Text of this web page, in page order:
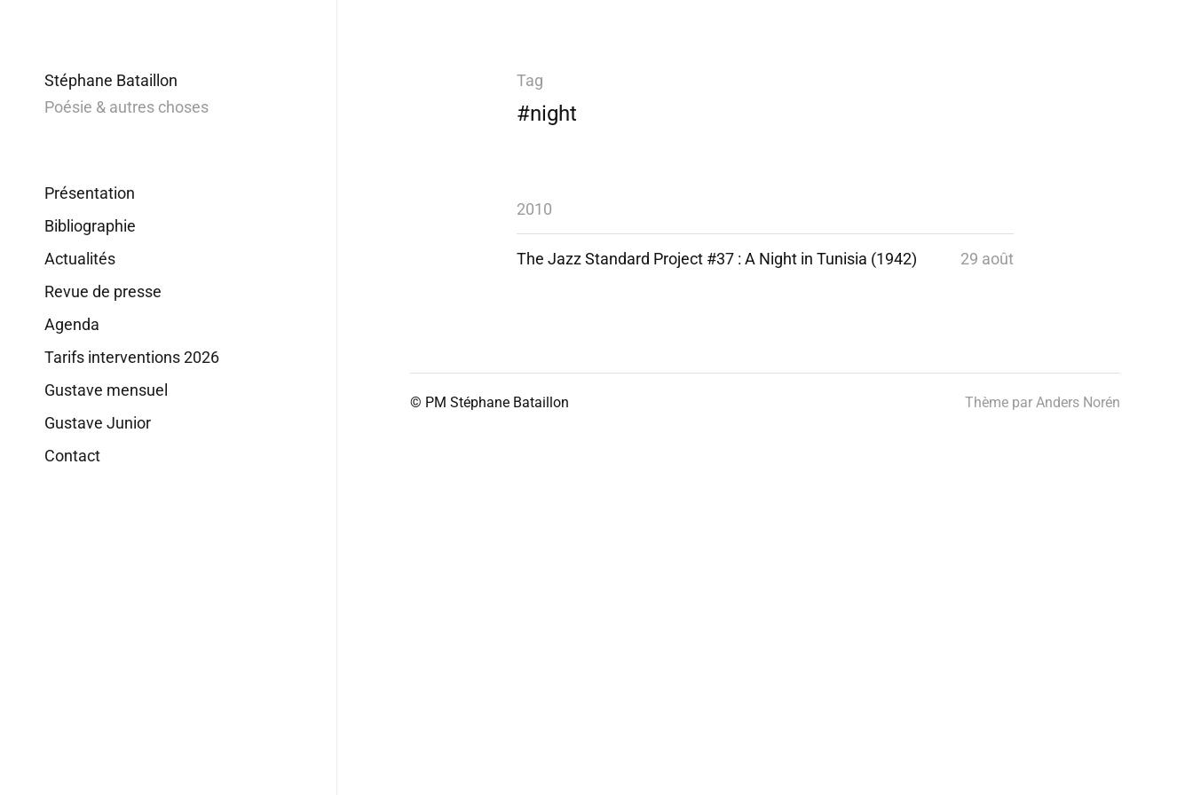
Stéphane Bataillon
Poésie & autres choses
Présentation
Bibliographie
Actualités
Revue de presse
Agenda
Tarifs interventions 2026
Gustave mensuel
Gustave Junior
Contact
Tag
#night
2010
The Jazz Standard Project #37 : A Night in Tunisia (1942) 29 août
© PM Stéphane Bataillon Thème par Anders Norén